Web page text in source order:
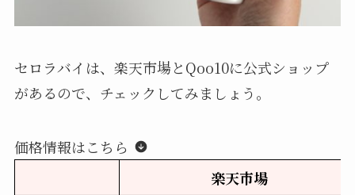
セロラバイは、楽天市場とQoo10に公式ショップ
があるので、チェックしてみましょう。
価格情報はこちら
楽天市場